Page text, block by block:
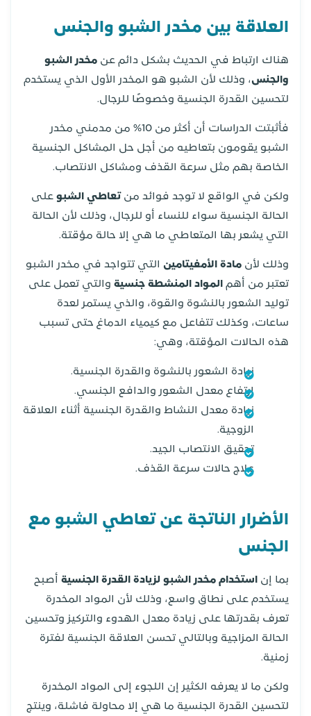
العلاقة بين مخدر الشبو والجنس
هناك ارتباط في الحديث بشكل دائم عن مخدر الشبو
والجنس ، وذلك لأن الشبو هو المخدر الأول الذي يستخدم
لتحسين القدرة الجنسية وخصوصًا للرجال.
فأثبتت الدراسات أن أكثر من 10% من مدمني مخدر
الشبو يقومون بتعاطيه من أجل حل المشاكل الجنسية
الخاصة بهم مثل سرعة القذف ومشاكل الانتصاب.
ولكن في الواقع لا توجد فوائد من تعاطي الشبو على
الحالة الجنسية سواء للنساء أو للرجال، وذلك لأن الحالة
التي يشعر بها المتعاطي ما هي إلا حالة مؤقتة.
وذلك لأن مادة الأمفيتامين التي تتواجد في مخدر الشبو
تعتبر من أهم المواد المنشطة جنسية والتي تعمل على
توليد الشعور بالنشوة والقوة، والذي يستمر لعدة
ساعات، وكذلك تتفاعل مع كيمياء الدماغ حتى تسبب
هذه الحالات المؤقتة، وهي:
زيادة الشعور بالنشوة والقدرة الجنسية.
ارتفاع معدل الشعور والدافع الجنسي.
زيادة معدل النشاط والقدرة الجنسية أثناء العلاقة
الزوجية.
تحقيق الانتصاب الجيد.
علاج حالات سرعة القذف.
الأضرار الناتجة عن تعاطي الشبو مع
الجنس
بما إن استخدام مخدر الشبو لزيادة القدرة الجنسية أصبح
يستخدم على نطاق واسع، وذلك لأن المواد المخدرة
تعرف بقدرتها على زيادة معدل الهدوء والتركيز وتحسين
الحالة المزاجية وبالتالي تحسن العلاقة الجنسية لفترة
زمنية.
ولكن ما لا يعرفه الكثير إن اللجوء إلى المواد المخدرة
لتحسين القدرة الجنسية ما هي إلا محاولة فاشلة، وينتج